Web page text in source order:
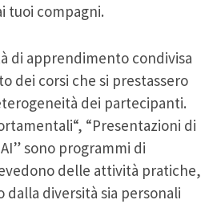
tuoi compagni.
di apprendimento condivisa
dei corsi che si prestassero
dei partecipanti.
“Presentazioni di
sono programmi di
delle attività pratiche,
dalla diversità sia personali